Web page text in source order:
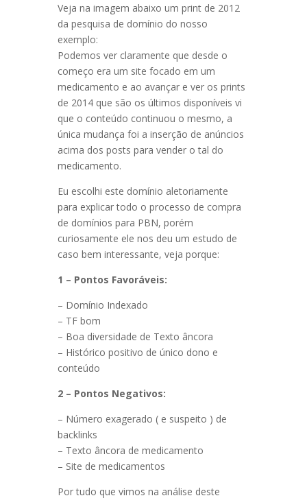
Veja na imagem abaixo um print de 2012
da pesquisa de domínio do nosso
exemplo:
Podemos ver claramente que desde o
começo era um site focado em um
medicamento e ao avançar e ver os prints
de 2014 que são os últimos disponíveis vi
que o conteúdo continuou o mesmo, a
única mudança foi a inserção de anúncios
acima dos posts para vender o tal do
medicamento.
Eu escolhi este domínio aletoriamente
para explicar todo o processo de compra
de domínios para PBN, porém
curiosamente ele nos deu um estudo de
caso bem interessante, veja porque:
1 – Pontos Favoráveis:
– Domínio Indexado
– TF bom
– Boa diversidade de Texto âncora
– Histórico positivo de único dono e
conteúdo
2 – Pontos Negativos:
– Número exagerado ( e suspeito ) de
backlinks
– Texto âncora de medicamento
– Site de medicamentos
Por tudo que vimos na análise deste